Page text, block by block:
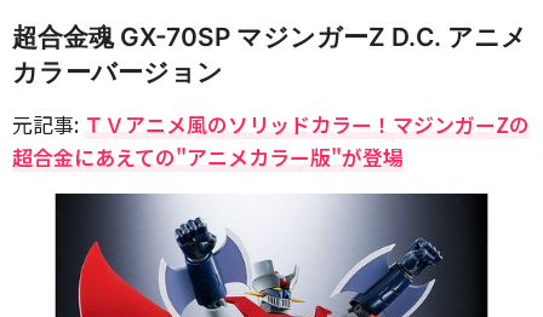
超合金魂 GX-70SP マジンガーZ D.C. アニメ
カラーバージョン
元記事: ＴＶアニメ風のソリッドカラー！マジンガーZの
超合金にあえての"アニメカラー版"が登場